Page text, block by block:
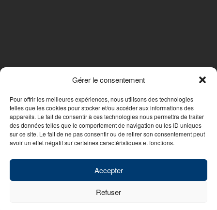
Gérer le consentement
Pour offrir les meilleures expériences, nous utilisons des technologies
telles que les cookies pour stocker et/ou accéder aux informations des
appareils. Le fait de consentir à ces technologies nous permettra de traiter
des données telles que le comportement de navigation ou les ID uniques
sur ce site. Le fait de ne pas consentir ou de retirer son consentement peut
avoir un effet négatif sur certaines caractéristiques et fonctions.
Accepter
Refuser
Nous contacter
© 2026 - WebDesign PFS Concept Toulon|Mentions légales|Politique